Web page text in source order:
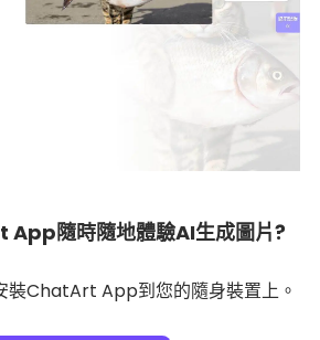
隨時隨地體驗AI生成圖片?
裝ChatArt App到您的隨身裝置上。